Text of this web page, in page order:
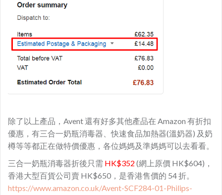
除了以上產品，Avent 還有好多其他產品在 Amazon 有折扣
優惠，有三合一奶瓶消毒器、快速食品加熱器(溫奶器) 及奶
樽等等都正在做特價優惠，各位媽媽及準媽媽可以去看看。
三合一奶瓶消毒器折後只需 HK$352 (網上原價 HK$604)，
香港大型百貨公司賣 HK$650，是香港售價的 54 折。
https://www.amazon.co.uk/Avent-SCF284-01-Philips-